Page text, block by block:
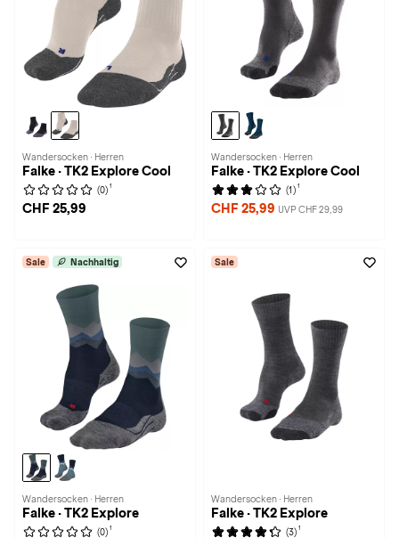
Wandersocken · Herren
Falke · TK2 Explore Cool
(0) 1
CHF 25,99
Wandersocken · Herren
Falke · TK2 Explore Cool
(1) 1
CHF 25,99 UVP CHF 29,99
Sale Nachhaltig
Wandersocken · Herren
Falke · TK2 Explore
(0) 1
Sale
Wandersocken · Herren
Falke · TK2 Explore
(3) 1